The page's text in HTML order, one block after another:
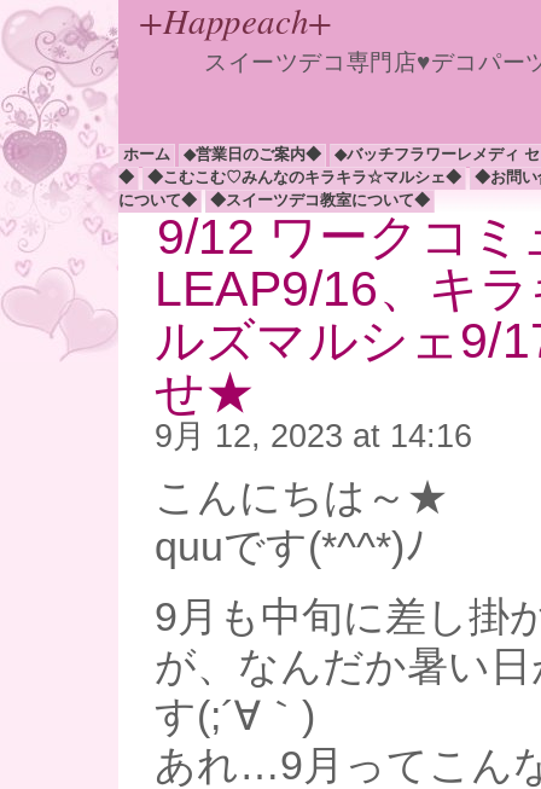
+Happeach+
スイーツデコ専門店♥デコパ
ホーム ◆営業日のご案内◆
◆バッチフラワーレメディ
◆
◆こむこむ♡みんなのキラキラ☆マルシェ◆
◆お問
について◆
◆スイーツデコ教室について◆
9/12 ワークコミ
LEAP9/16、キ
ルズマルシェ9/
せ★
9月 12, 2023 at 14:16
こんにちは～★
quuです(*^^*)ﾉ
9月も中旬に差し掛
が、なんだか暑い
す(;´∀｀)
あれ…9月ってこん